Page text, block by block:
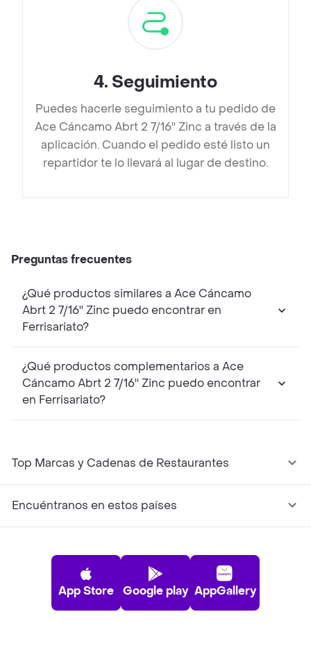
4. Seguimiento
Puedes hacerle seguimiento a tu pedido de
Ace Cáncamo Abrt 2 7/16'' Zinc a través de la
aplicación. Cuando el pedido esté listo un
repartidor te lo llevará al lugar de destino.
Preguntas frecuentes
¿Qué productos similares a Ace Cáncamo
Abrt 2 7/16'' Zinc puedo encontrar en
Ferrisariato?
¿Qué productos complementarios a Ace
Cáncamo Abrt 2 7/16'' Zinc puedo encontrar
en Ferrisariato?
Top Marcas y Cadenas de Restaurantes
Encuéntranos en estos países
App Store Google play AppGallery